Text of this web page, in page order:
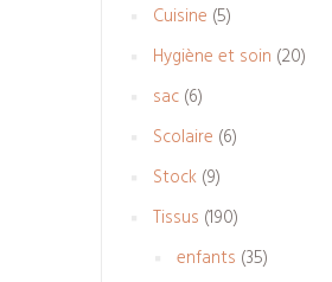
Cuisine 55
produits
Hygiène et soin 2020
sac 66
produits
Scolaire 66
Stock 99
produits
Tissus 190190
produits
enfants 3535